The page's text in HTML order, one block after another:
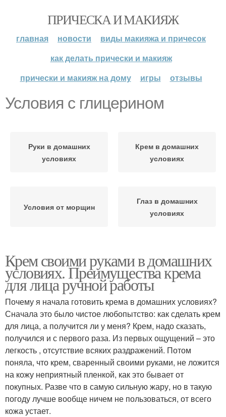
ПРИЧЕСКА И МАКИЯЖ
главная новости
виды макияжа и причесок
как делать прически и макияж
прически и макияж на дому
игры отзывы
Условия с глицерином
Руки в домашних
условиях
Крем в домашних
условиях
Условия от морщин
Глаз в домашних
условиях
Крем своими руками в домашних
условиях. Преимущества крема
для лица ручной работы
Почему я начала готовить крема в домашних условиях?
Сначала это было чистое любопытство: как сделать крем
для лица, а получится ли у меня? Крем, надо сказать,
получился и с первого раза. Из первых ощущений – это
легкость , отсутствие всяких раздражений. Потом
поняла, что крем, сваренный своими руками, не ложится
на кожу неприятный пленкой, как это бывает от
покупных. Разве что в самую сильную жару, но в такую
погоду лучше вообще ничем не пользоваться, от всего
кожа устает.